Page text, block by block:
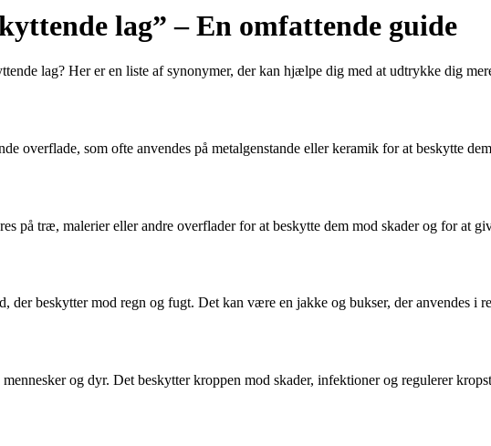
lag” – En omfattende guide
lag? Her er en liste af synonymer, der kan hjælpe dig med at udtrykke dig
overflade, som ofte anvendes på metalgenstande eller keramik for at beskytte
på træ, malerier eller andre overflader for at beskytte dem mod skader og for at
der beskytter mod regn og fugt. Det kan være en jakke og bukser, der anvendes i
og dyr. Det beskytter kroppen mod skader, infektioner og regulerer